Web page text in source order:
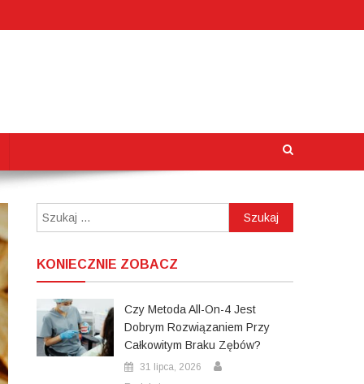
Szukaj:
KONIECZNIE ZOBACZ
Czy Metoda All-On-4 Jest
Dobrym Rozwiązaniem Przy
Całkowitym Braku Zębów?
31 lipca, 2026